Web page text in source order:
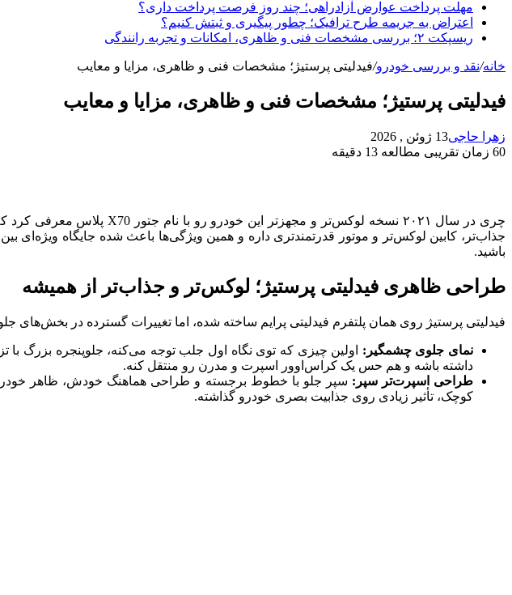
مهلت پرداخت عوارض آزادراهی؛ چند روز فرصت پرداخت داری؟
اعتراض به جریمه طرح ترافیک؛ چطور پیگیری و ثبتش کنیم؟
ریسپکت ۲؛ بررسی مشخصات فنی و ظاهری، امکانات و تجربه رانندگی
خانه/نقد و بررسی خودرو/فیدلیتی پرستیژ؛ مشخصات فنی و ظاهری، مزایا و معایب
فیدلیتی پرستیژ؛ مشخصات فنی و ظاهری، مزایا و معایب
زهرا حاجی13 ژوئن , 2026
60 زمان تقریبی مطالعه 13 دقیقه
جذاب‌تر، کابین لوکس‌تر و موتور قدرتمندتری داره و همین ویژگی‌ها باعث شده جایگاه ویژه‌ای
باشید.
طراحی ظاهری فیدلیتی پرستیژ؛ لوکس‌تر و جذاب‌تر از همیشه
فیدلیتی پرستیژ روی همان پلتفرم فیدلیتی پرایم ساخته شده، اما تغییرات گسترده در
نمای جلوی چشمگیر:
اولین چیزی که توی نگاه اول جلب توجه می‌کنه، جلوپنجره بزرگ
داشته باشه و هم حس یک کراس‌اوور اسپرت و مدرن رو منتقل کنه.
طراحی اسپرت‌تر سپر: سپر جلو با خطوط برجسته و طراحی هماهنگ خودش، ظاهر خودرو
کوچک، تأثیر زیادی روی جذابیت بصری خودرو گذاشته.